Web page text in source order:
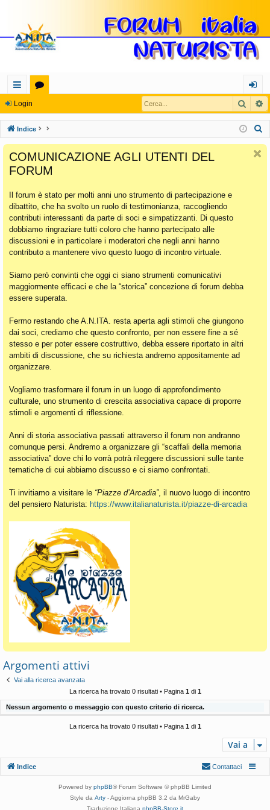
oll
eg
a
m
en
ti
Ra
pi
di
u
m
og
in
Login Cerca
Indice
COMUNICAZIONE AGLI UTENTI DEL
FORUM
Il forum è stato per molti anni uno strumento di partecipazione e
dibattito, che ha svolto un ruolo di testimonianza, raccogliendo
contributi interessanti da parte di soci e simpatizzanti. Di questo
dobbiamo ringraziare tutti coloro che hanno partecipato alle
discussioni e in particolare i moderatori che negli anni hanno
contributo a mantenere vivo questo luogo di incontro virtuale.
Siamo però convinti che oggi ci siano strumenti comunicativi
maggiormente efficaci e che la “storica” concezione di forum debba
essere superata.
Fermo restando che A.N.ITA. resta aperta agli stimoli che giungono
dai soci, crediamo che questo confronto, per non essere fine a sé
stesso e per poter essere costruttivo, debba essere riportato in altri
ambiti di discussione, che su richiesta andremo appositamente ad
organizzare.
Vogliamo trasformare il forum in un luogo di approfondimento
culturale, uno strumento di crescita associativa capace di proporre
stimoli e argomenti di riflessione.
Anni di storia associativa passati attraverso il forum non andranno
comunque persi. Andremo a organizzare gli “scaffali della memoria
associativa” dove chi lo vorrà potrà rileggere discussioni sulle tante
tematiche di cui abbiamo discusso e ci siamo confrontati.
Ti invitiamo a visitare le “Piazze d’Arcadia”, il nuovo luogo di incontro
del pensiero Naturista: https://www.italianaturista.it/piazze-di-arcadia
Argomenti attivi
Vai alla ricerca avanzata
La ricerca ha trovato 0 risultati • Pagina 1di 1
Nessun argomento o messaggio con questo criterio di ricerca.
La ricerca ha trovato 0 risultati • Pagina 1di 1
Vai a
Indice Contattaci
Powered by phpBB® Forum Software © phpBB Limited
Style da Arty - Aggiorna phpBB 3.2 da MrGaby
Traduzione Italiana phpBB-Store.it